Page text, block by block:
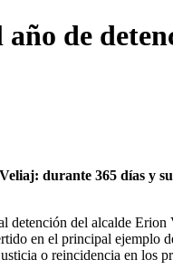
de
durante 365 días y
del alcalde
en el principal ejemplo
o reincidencia en los